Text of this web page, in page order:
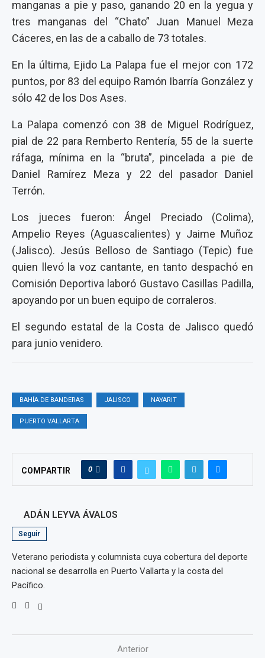
manganas a pie y paso, ganando 20 en la yegua y
tres manganas del “Chato” Juan Manuel Meza
Cáceres, en las de a caballo de 73 totales.
En la última, Ejido La Palapa fue el mejor con 172
puntos, por 83 del equipo Ramón Ibarría González y
sólo 42 de los Dos Ases.
La Palapa comenzó con 38 de Miguel Rodríguez,
pial de 22 para Remberto Rentería, 55 de la suerte
ráfaga, mínima en la “bruta”, pincelada a pie de
Daniel Ramírez Meza y 22 del pasador Daniel
Terrón.
Los jueces fueron: Ángel Preciado (Colima),
Ampelio Reyes (Aguascalientes) y Jaime Muñoz
(Jalisco). Jesús Belloso de Santiago (Tepic) fue
quien llevó la voz cantante, en tanto despachó en
Comisión Deportiva laboró Gustavo Casillas Padilla,
apoyando por un buen equipo de corraleros.
El segundo estatal de la Costa de Jalisco quedó
para junio venidero.
BAHÍA DE BANDERAS JALISCO NAYARIT
PUERTO VALLARTA
COMPARTIR 0
ADÁN LEYVA ÁVALOS
Seguir
Veterano periodista y columnista cuya cobertura del deporte
nacional se desarrolla en Puerto Vallarta y la costa del
Pacífico.
Anterior